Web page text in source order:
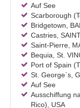
Auf See
Scarborough
Bridgetown,
Castries,
Saint-Pierre,
Bequia, St.
Port of Spain
St. George`s,
Auf See
Ausschiffung
Rico), USA